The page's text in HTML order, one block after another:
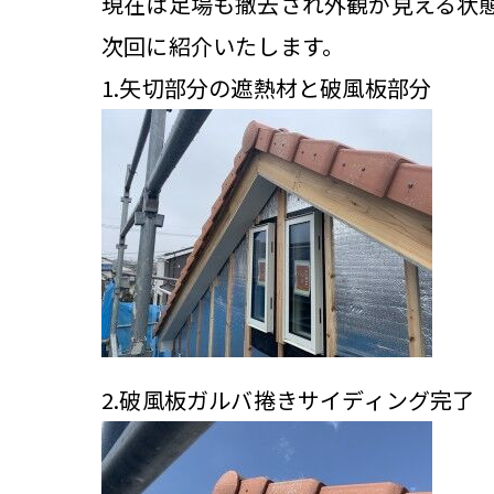
次回に紹介いたします。
1.矢切部分の遮熱材と破風板部分
2.破風板ガルバ捲きサイディング完了